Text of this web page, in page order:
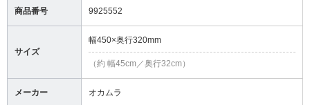
商品番号 9925552
サイズ
幅450×奥行320mm
（約 幅45cm／奥行32cm）
メーカー オカムラ